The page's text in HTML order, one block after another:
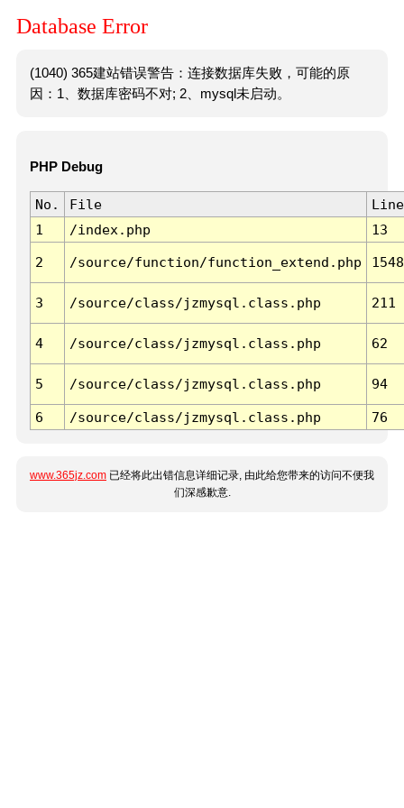
Database Error
(1040) 365建站错误警告：连接数据库失败，可能的原
因：1、数据库密码不对; 2、mysql未启动。
PHP Debug
No. File
Line
1
/index.php 13
2 /source/function/function_extend.php 1548
3 /source/class/jzmysql.class.php 211
4 /source/class/jzmysql.class.php 62
5 /source/class/jzmysql.class.php 94
6 /source/class/jzmysql.class.php 76
www.365jz.com 已经将此出错信息详细记录, 由此给您带来的访问不便我
们深感歉意.